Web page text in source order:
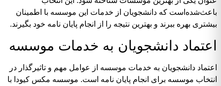
باعث‌شده‌است که دانشجویان از خدمات این موسسه با اطمینان
بیشتری بهره ببرند و بهترین نتیجه را از انجام پایان نامه خود بگیرند.
اعتماد دانشجویان به خدمات موسسه
اعتماد دانشجویان به خدمات موسسه از عوامل مهم و تاثیرگذار در
انتخاب موسسه برای انجام پایان نامه است. موسسه مکس کیودا با